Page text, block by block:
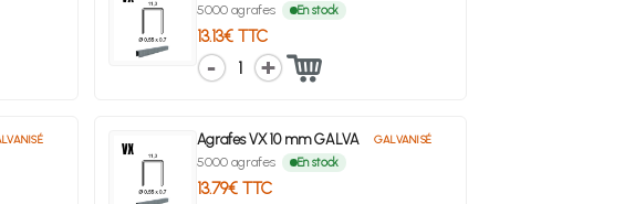
5000 agrafes En stock
13.13€ TTC
1
Agrafes VX 10 mm GALVA GALVANISÉ
5000 agrafes En stock
13.79€ TTC